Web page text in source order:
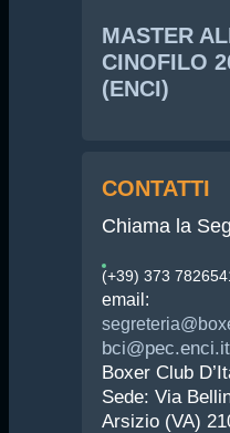
MASTER
CINOFILO
(ENCI)
CONTATTI
Chiama la
(+39) 373
email:
bci@pec.enci.it
Boxer Club
Sede: Via
Arsizio (VA)